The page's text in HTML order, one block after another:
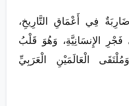
فِي أَعْمَاقِ التَّارِيخِ،
الإِنسَانِيَّةِ، وَهُوَ قَلْبُ
الْعَالَمَيْنِ الْعَرَبِيِّ